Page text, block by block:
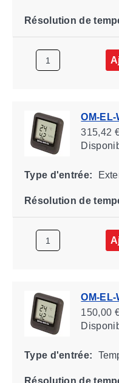
Résolution de
OM-EL-
315,42
Type d'entrée:
Résolution de
OM-EL-
150,00
Type d'entrée:
Résolution de